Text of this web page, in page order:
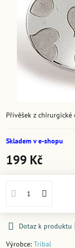
Přívěšek z
Skladem v e-shopu
199 Kč
Dotaz k produktu
Výrobce: Tribal